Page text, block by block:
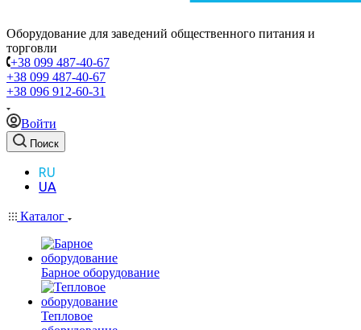
Оборудование для заведений общественного питания и
торговли
+38 099 487-40-67
+38 099 487-40-67
+38 096 912-60-31
Войти
Поиск
RU
UA
Каталог
Барное оборудование
Тепловое